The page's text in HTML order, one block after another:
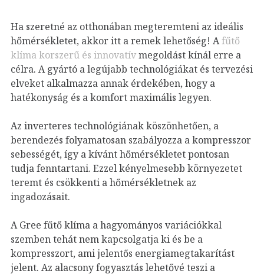
Ha szeretné az otthonában megteremteni az ideális
hőmérsékletet, akkor itt a remek lehetőség! Afűtő
klíma korszerű és innovatívmegoldást kínál erre a
célra. A gyártó a legújabb technológiákat és tervezési
elveket alkalmazza annak érdekében, hogy a
hatékonyság és a komfort maximális legyen.
Az inverteres technológiának köszönhetően, a
berendezés folyamatosan szabályozza a kompresszor
sebességét, így a kívánt hőmérsékletet pontosan
tudja fenntartani. Ezzel kényelmesebb környezetet
teremt és csökkenti a hőmérsékletnek az
ingadozásait.
A Gree fűtő klíma a hagyományos variációkkal
szemben tehát nem kapcsolgatja ki és be a
kompresszort, ami jelentős energiamegtakarítást
jelent. Az alacsony fogyasztás lehetővé teszi a